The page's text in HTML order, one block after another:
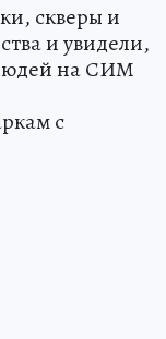
скверы и
и увидели,
на СИМ
с